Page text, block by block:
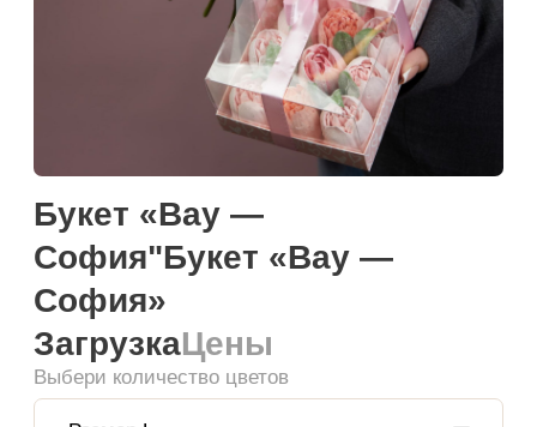
Выбери количество цветов
Добавить к корзину
Купить в один клик
Загружаем текст